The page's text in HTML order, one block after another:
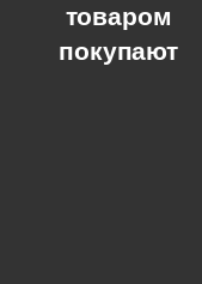
товаром
покупают